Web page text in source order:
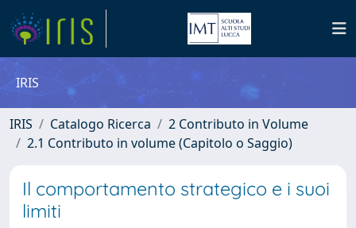
IRIS
IRIS Catalogo Ricerca
2 Contributo in Volume
2.1 Contributo in volume (Capitolo o Saggio)
Il comportamento strategico e i suoi
limiti